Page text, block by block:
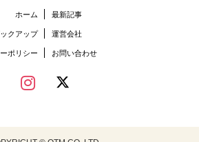
ホーム 最新記事
ックアップ 運営会社
ポリシー お問い合わせ